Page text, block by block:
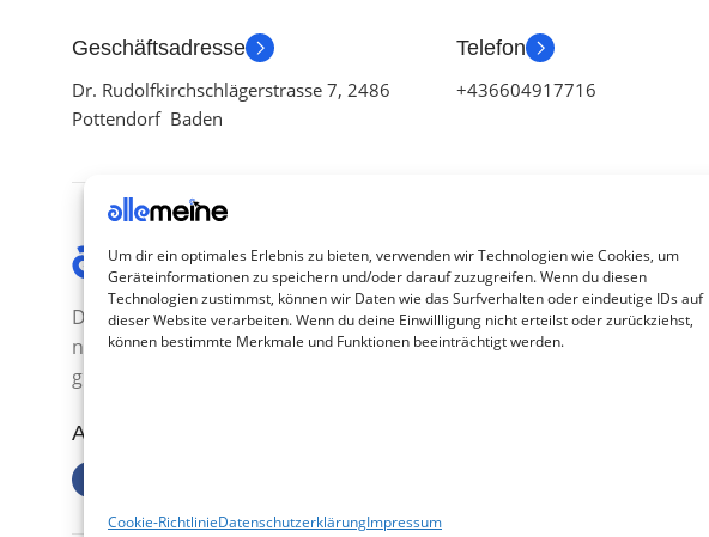
Um dir ein optimales Erlebnis zu bieten, verwenden wir Technologien wie Cookies, um
Geräteinformationen zu speichern und/oder darauf zuzugreifen. Wenn du diesen
Technologien zustimmst, können wir Daten wie das Surfverhalten oder eindeutige IDs auf
dieser Website verarbeiten. Wenn du deine Einwillligung nicht erteilst oder zurückziehst,
können bestimmte Merkmale und Funktionen beeinträchtigt werden.
Cookie-RichtlinieDatenschutzerklärungImpressum
Geschäftsadresse
Dr. Rudolfkirchschlägerstrasse 7, 2486
Pottendorf Baden
Telefon
+436604917716
Die Produkte, die Sie wünschen, aber
nicht erreichen können, sind
gleichzeitig mit der Welt hier.
Abonnieren Sie uns
Kategorien
TV Zubehör
Smartwatch Zubehör